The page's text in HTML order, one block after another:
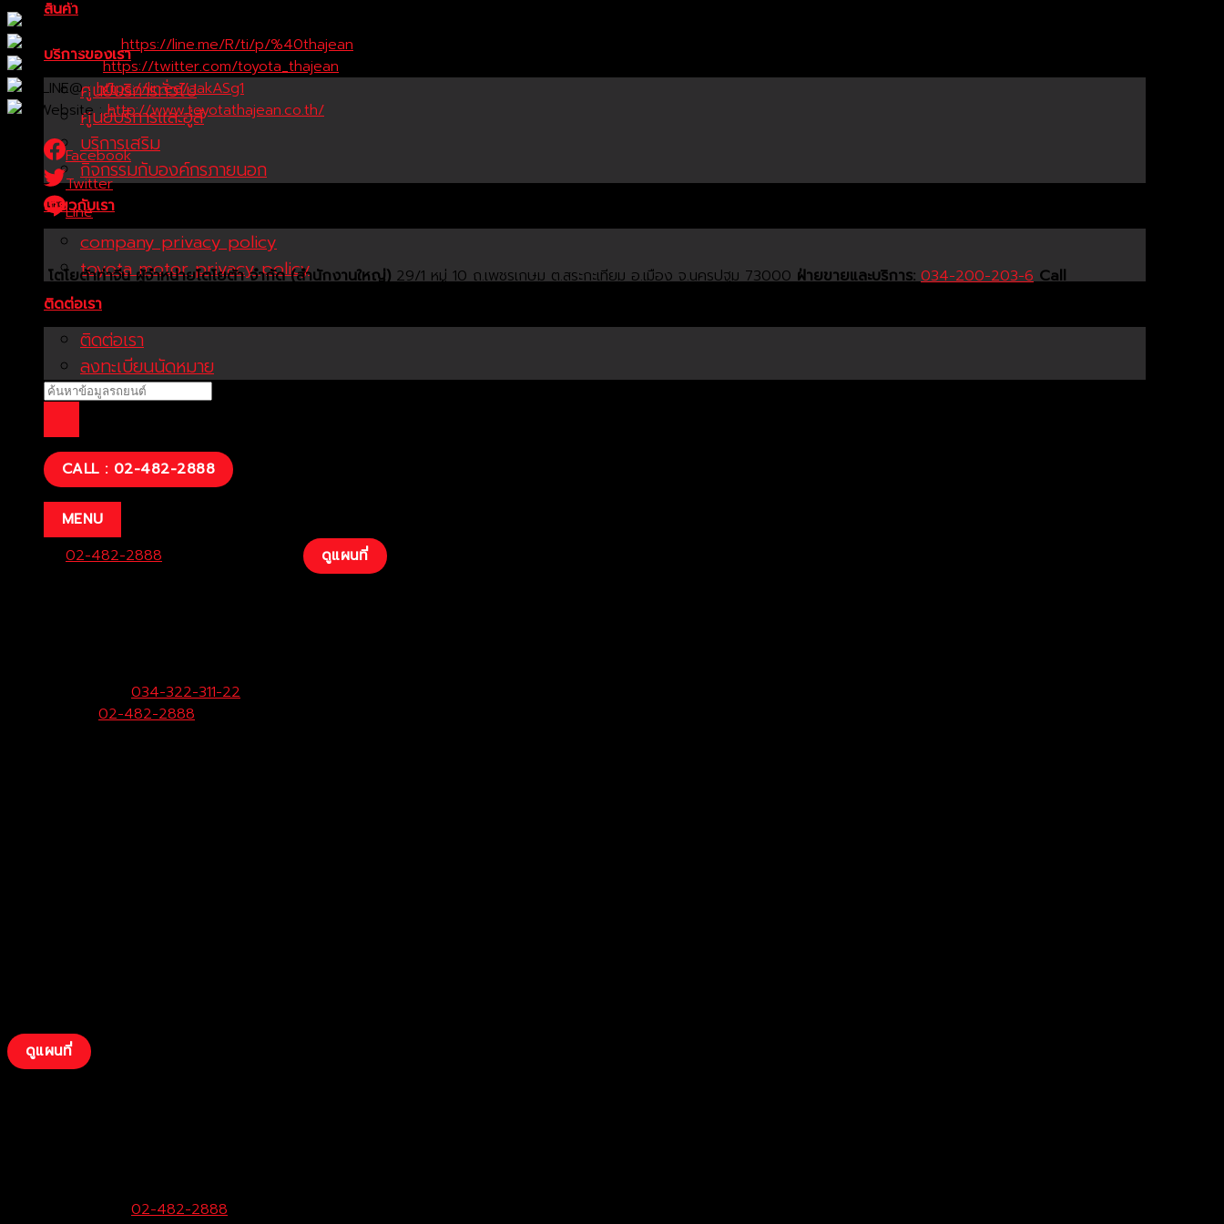
สินค้า
บริการของเรา
ศูนย์บริการทั่วไป
ศูนย์บริการและอู่สี
บริการเสริม
กิจกรรมกับองค์กรภายนอก
เกี่ยวกับเรา
company privacy policy
toyota motor privacy policy
ติดต่อเรา
ติดต่อเรา
ลงทะเบียนนัดหมาย
CALL : 02-482-2888
MENU
Facebook : TOYOTA_Thajean
Instagram :https://line.me/R/ti/p/%40thajean
Twitter :https://twitter.com/toyota_thajean
LINE@ :https://lin.ee/aakASg1
Website :http://www.toyotathajean.co.th/
Facebook
Twitter
Line
บริษัท โตโยต้าท่าจีน ผู้จำหน่ายโตโยต้า จำกัด (สำนักงานใหญ่)29/1 หมู่ 10 ถ.เพชรเกษม ต.สระกะเทียม อ.เมือง จ.นครปฐม 73000ฝ่ายขายและบริการ: 034-200-203-6 Call
02-482-2888 ดูแผนที่
034-322-311-22
02-482-2888
ดูแผนที่
02-482-2888